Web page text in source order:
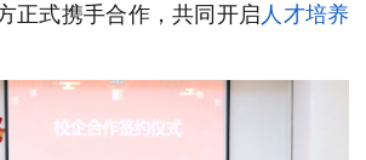
正式携手合作，共同开启人才培养